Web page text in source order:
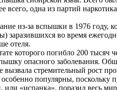
всего, одна из партий
из-за вспышки в 1976 году,
заразившихся во время
отеля.
которого погибло 200
опасного заболевания.
стремительный рост
популярны, поскольку
или «испанка», поразил весь